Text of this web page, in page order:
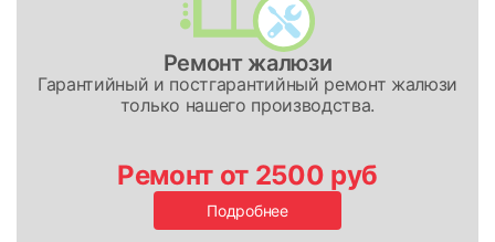
Ремонт жалюзи
Гарантийный и постгарантийный ремонт жалюзи
только нашего производства.
Ремонт от 2500 руб
Подробнее